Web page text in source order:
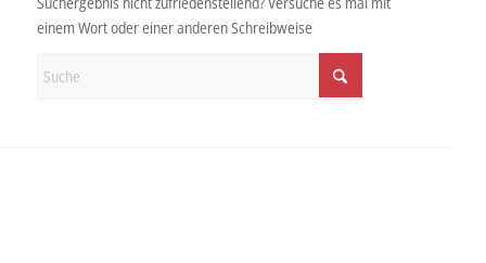
einem Wort oder einer anderen Schreibweise